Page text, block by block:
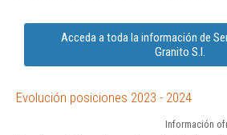
Acceda a toda la información de
Granito S.l.
Evolución posiciones 2023 - 2024
Información